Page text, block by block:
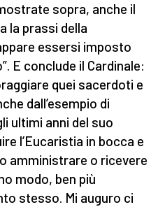
sopra, anche il
la prassi della
essersi imposto
E conclude il Cardinale:
quei sacerdoti e
dall’esempio di
ultimi anni del suo
l’Eucaristia in bocca e
amministrare o ricevere
modo, ben più
stesso. Mi auguro ci